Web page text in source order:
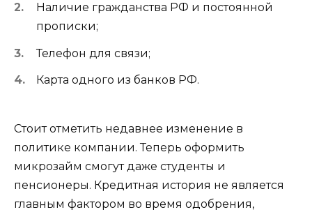
Наличие гражданства РФ и постоянной
прописки;
Телефон для связи;
Карта одного из банков РФ.
Стоит отметить недавнее изменение в
политике компании. Теперь оформить
микрозайм смогут даже студенты и
пенсионеры. Кредитная история не является
главным фактором во время одобрения,